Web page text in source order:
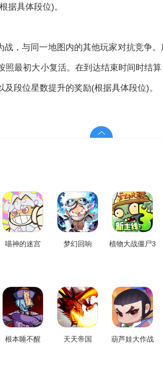
据具体段位)。
，与同一地图内的其他玩家对抗竞争。
照最初大小复活。在到达结束时间时结
段位星数提升的奖励(根据具体段位)。
喵神的迷宫 梦幻回响 植物大战僵尸3
根本睡不醒 天天帝国 葫芦娃大作战